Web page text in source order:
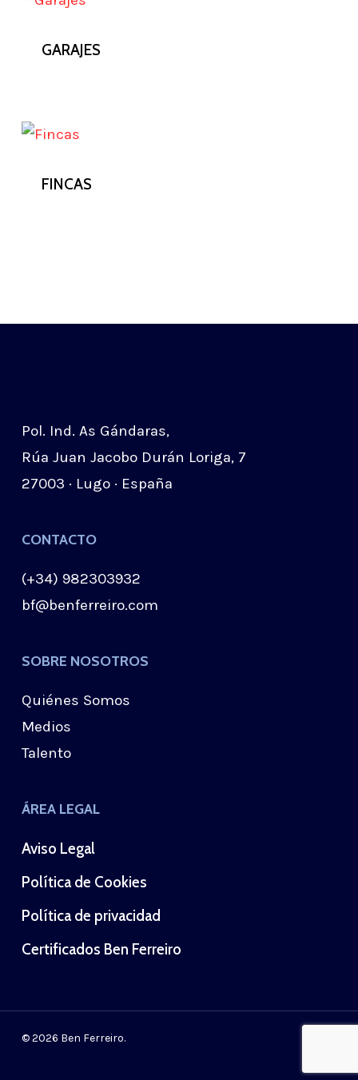
GARAJES
FINCAS
Pol. Ind. As Gándaras,
Rúa Juan Jacobo Durán Loriga, 7
27003 · Lugo · España
CONTACTO
(+34) 982303932
bf@benferreiro.com
SOBRE NOSOTROS
Quiénes Somos
Medios
Talento
ÁREA LEGAL
Aviso Legal
Política de Cookies
Política de privacidad
Certificados Ben Ferreiro
© 2026 Ben Ferreiro.